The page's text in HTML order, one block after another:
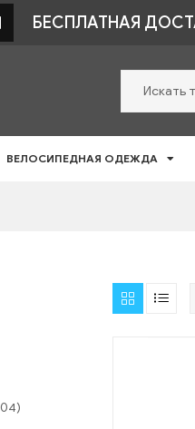
БЕСПЛАТНАЯ
ВЕЛОСИПЕДНАЯ ОДЕЖДА